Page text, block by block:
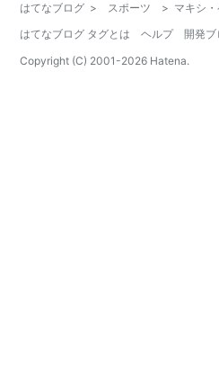
はてなブログ > スポーツ > マキシ
はてなブログ タグとは
ヘルプ 開発ブ
Copyright (C) 2001-2026 Hatena.